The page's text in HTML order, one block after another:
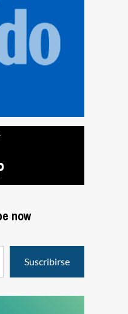
now
Suscribirse